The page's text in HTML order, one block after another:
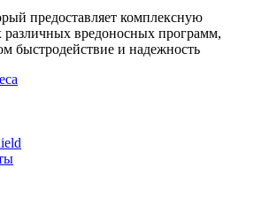
предоставляет комплексную
различных вредоносных программ,
быстродействие и надежность